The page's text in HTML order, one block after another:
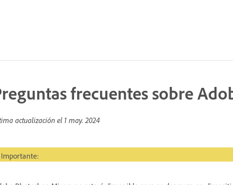
frecuentes sobre
actualización el 1 may. 2024
Importante: